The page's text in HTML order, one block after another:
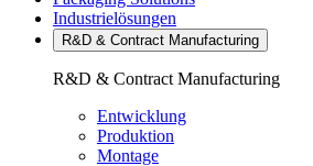
Industrielösungen
R&D & Contract Manufacturing
R&D & Contract Manufacturing
Entwicklung
Produktion
Montage